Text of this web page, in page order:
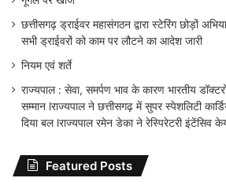
छत्तीसगढ़ ड्राईवर महासंगठन द्वारा स्टेरिंग छोड़ों
सभी ड्राईवरों को काम पर लौटने का आदेश जारी
नियम एवं शर्ते
राज्यपाल : सेवा, समर्पण भाव के कारण भारतीय
सम्मान lराज्यपाल ने छत्तीसगढ़ में सुपर स्पेशलिटी
दिया बल lराज्यपाल रमेन डेका ने रेस्पिरेटरी इंटेंसिव
Featured Posts